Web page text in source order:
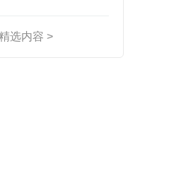
选内容 >